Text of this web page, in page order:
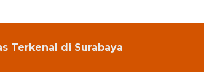
Terkenal di Surabaya